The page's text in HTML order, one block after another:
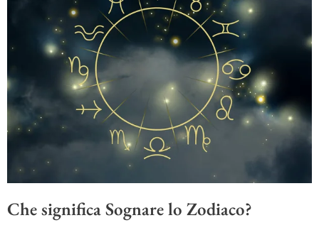
Che significa Sognare lo Zodiaco?